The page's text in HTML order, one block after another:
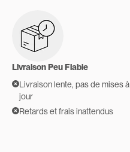
Livraison Peu Fiable
Livraison lente, pas de mises à
jour
Retards et frais inattendus